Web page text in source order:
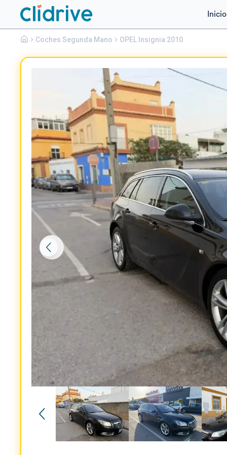
Inicio
Coches Segunda Mano OPEL Insignia 2010
OpelInsignia
SPORTS TOURER 2.0 CDTI 160 CV SPORT